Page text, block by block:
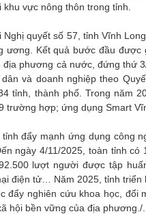
khu vực nông thôn trong tỉnh.
Nghị quyết số 57, tỉnh Vĩnh
ương. Kết quả bước đầu được
địa phương cả nước, đứng thứ
và doanh nghiệp theo
tỉnh, thành phố. Trong năm
trường hợp; ứng dụng Smart
tỉnh đẩy mạnh ứng dụng công
ngày 4/11/2025, toàn tỉnh
lượt người được tập
điện tử… Năm 2025, tỉnh triển
đẩy nghiên cứu khoa học, đổi
hội bền vững của địa phương./.